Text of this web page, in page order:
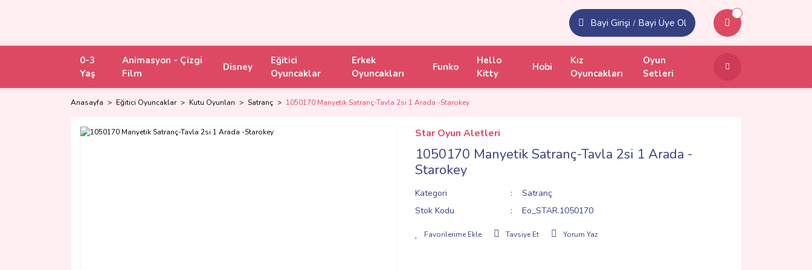
Bayi Girişi / Bayi Üye Ol
0-3
Yaş
Animasyon - Çizgi
Film
Disney
Eğitici
Oyuncaklar
Erkek
Oyuncakları
Funko
Hello
Kitty
Hobi
Kız
Oyuncakları
Oyun
Setleri
Anasayfa Eğitici Oyuncaklar Kutu Oyunları Satranç 1050170 Manyetik Satranç-Tavla 2si 1 Arada -Starokey
Star Oyun Aletleri
1050170 Manyetik Satranç-Tavla 2si 1 Arada -
Starokey
Kategori
Satranç
Stok Kodu
Eo_STAR.1050170
Tavsiye Et Yorum Yaz